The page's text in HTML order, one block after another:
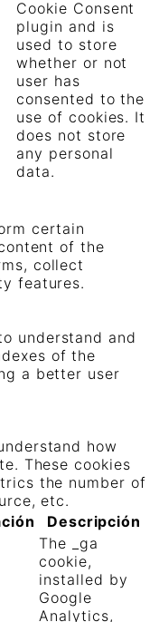
Cookie Consent
plugin and is
used to store
whether or not
user has
consented to the
use of cookies. It
does not store
any personal
data.
certain
of the
collect
features.
understand and
of the
a better user
how
These cookies
the number of
etc.
Descripción
The _ga
cookie,
installed by
Google
Analytics,